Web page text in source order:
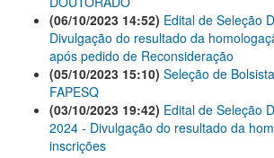
(06/10/2023 14:52) Edital de Seleção
Divulgação do resultado da
após pedido de Reconsideração
(05/10/2023 15:10) Seleção de
FAPESQ
(03/10/2023 19:42) Edital de Seleção
2024 - Divulgação do resultado da
inscrições